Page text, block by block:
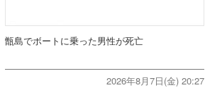
甑島でボートに乗った男性が死亡
2026年8月7日(金) 20:27